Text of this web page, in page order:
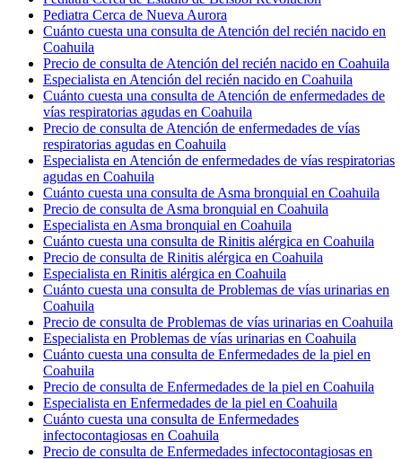
Pediatra Cerca de Nueva Aurora
Cuánto cuesta una consulta de Atención del recién nacido en
Coahuila
Precio de consulta de Atención del recién nacido en Coahuila
Especialista en Atención del recién nacido en Coahuila
Cuánto cuesta una consulta de Atención de enfermedades de
vías respiratorias agudas en Coahuila
Precio de consulta de Atención de enfermedades de vías
respiratorias agudas en Coahuila
Especialista en Atención de enfermedades de vías respiratorias
agudas en Coahuila
Cuánto cuesta una consulta de Asma bronquial en Coahuila
Precio de consulta de Asma bronquial en Coahuila
Especialista en Asma bronquial en Coahuila
Cuánto cuesta una consulta de Rinitis alérgica en Coahuila
Precio de consulta de Rinitis alérgica en Coahuila
Especialista en Rinitis alérgica en Coahuila
Cuánto cuesta una consulta de Problemas de vías urinarias en
Coahuila
Precio de consulta de Problemas de vías urinarias en Coahuila
Especialista en Problemas de vías urinarias en Coahuila
Cuánto cuesta una consulta de Enfermedades de la piel en
Coahuila
Precio de consulta de Enfermedades de la piel en Coahuila
Especialista en Enfermedades de la piel en Coahuila
Cuánto cuesta una consulta de Enfermedades
infectocontagiosas en Coahuila
Precio de consulta de Enfermedades infectocontagiosas en